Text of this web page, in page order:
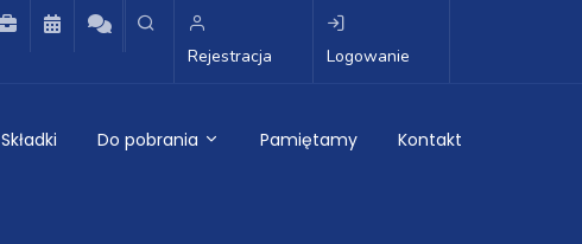
Rejestracja Logowanie
Składki Do pobrania Pamiętamy Kontakt